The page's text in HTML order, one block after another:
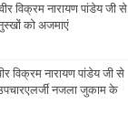
विक्रम नारायण पांडेय जी से
को अजमाएं
विक्रम नारायण पांडेय जी से
नजला जुकाम के